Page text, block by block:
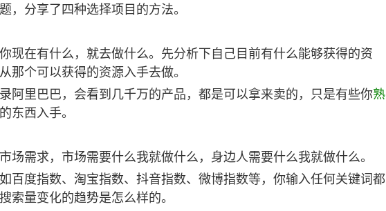
，分享了四种选择项目的方法。
现在有什么，就去做什么。先分析下自己目前有什么能够获得的资
那个可以获得的资源入手去做。
阿里巴巴，会看到几千万的产品，都是可以拿来卖的，只是有些你熟
东西入手。
场需求，市场需要什么我就做什么，身边人需要什么我就做什么。
百度指数、淘宝指数、抖音指数、 微博指数等，你输入任何关键词都
索量变化的趋势是怎么样的。